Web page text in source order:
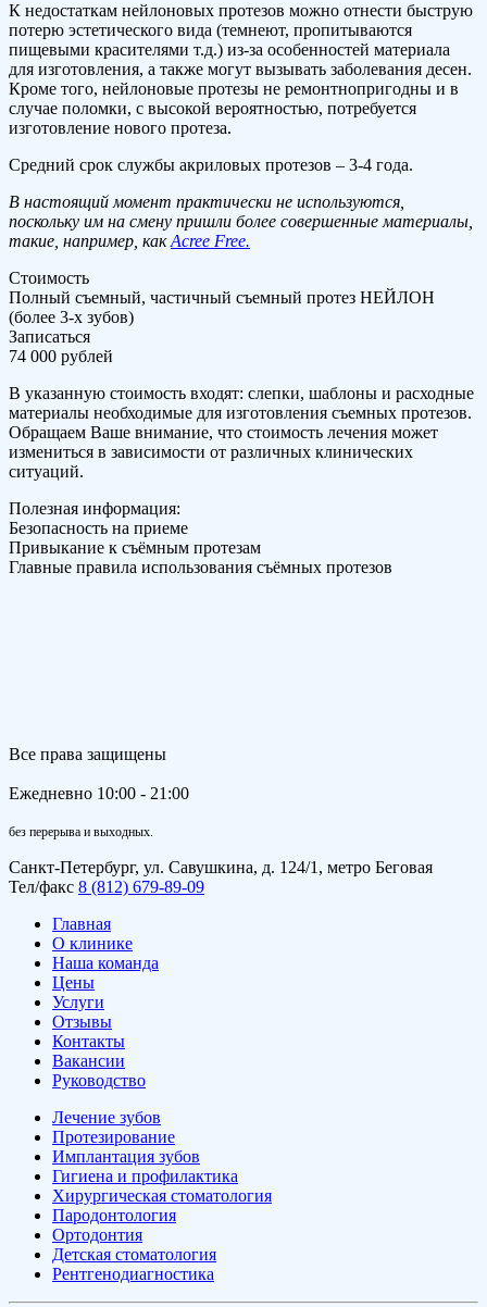
К недостаткам нейлоновых протезов можно отнести быструю
потерю эстетического вида (темнеют, пропитываются
пищевыми красителями т.д.) из-за особенностей материала
для изготовления, а также могут вызывать заболевания десен.
Кроме того, нейлоновые протезы не ремонтнопригодны и в
случае поломки, с высокой вероятностью, потребуется
изготовление нового протеза.
Средний срок службы акриловых протезов – 3-4 года.
В настоящий момент практически не используются,
поскольку им на смену пришли более совершенные материалы,
такие, например, какAcree Free.
Стоимость
Полный съемный, частичный съемный протез НЕЙЛОН
(более 3-х зубов)
Записаться
74 000 рублей
В указанную стоимость входят: слепки, шаблоны и расходные
материалы необходимые для изготовления съемных протезов.
Обращаем Ваше внимание, что стоимость лечения может
измениться в зависимости от различных клинических
ситуаций.
Полезная информация:
Безопасность на приеме
Привыкание к съёмным протезам
Главные правила использования съёмных протезов
Все права защищены
Ежедневно 10:00 - 21:00
без перерыва и выходных.
Санкт-Петербург, ул. Савушкина, д. 124/1, метро Беговая
Тел/факс 8 (812) 679-89-09
Главная
О клинике
Наша команда
Цены
Услуги
Отзывы
Контакты
Вакансии
Руководство
Лечение зубов
Протезирование
Имплантация зубов
Гигиена и профилактика
Хирургическая стоматология
Пародонтология
Ортодонтия
Детская стоматология
Рентгенодиагностика